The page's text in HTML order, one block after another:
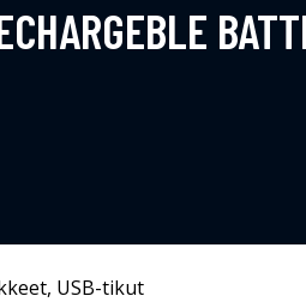
, USB-tikut